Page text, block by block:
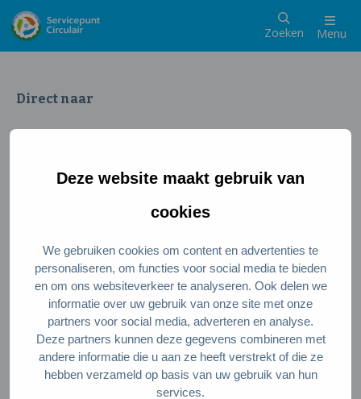
Deze website maakt gebruik van
cookies
We gebruiken cookies om content en advertenties te
personaliseren, om functies voor social media te bieden
en om ons websiteverkeer te analyseren. Ook delen we
informatie over uw gebruik van onze site met onze
partners voor social media, adverteren en analyse.
Deze partners kunnen deze gegevens combineren met
andere informatie die u aan ze heeft verstrekt of die ze
hebben verzameld op basis van uw gebruik van hun
services.
Zoeken Menu
Direct naar
Wat is een circulaire samenleving
Meedoen als ondernemer
Circulaire producten en diensten
Wie zijn wij?
Over ons
Stel je vraag
Servicepunt Team
Veelgestelde vragen